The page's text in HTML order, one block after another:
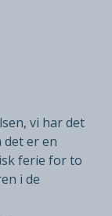
vi har det
det er en
ferie for to
i de